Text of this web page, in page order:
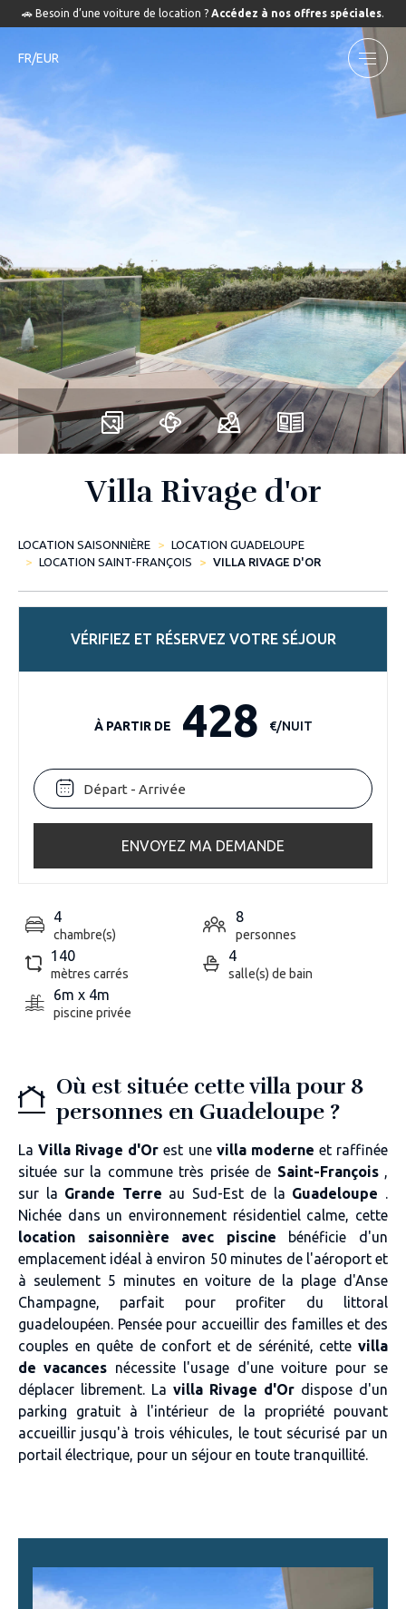
🚗 Besoin d’une voiture de location ? Accédez à nos offres spéciales.
FR/EUR
Villa Rivage d'or
LOCATION SAISONNIÈRE
LOCATION GUADELOUPE
LOCATION SAINT-FRANÇOIS
VILLA RIVAGE D'OR
VÉRIFIEZ ET RÉSERVEZ VOTRE SÉJOUR
À PARTIR DE 428 €/NUIT
ENVOYEZ MA DEMANDE
4
chambre(s)
8
personnes
140
mètres carrés
4
salle(s) de bain
6m x 4m
piscine privée
Où est située cette villa pour 8
personnes en Guadeloupe ?
La Villa Rivage d'Or est une villa moderne et raffinée
située sur la commune très prisée de Saint-François ,
sur la Grande Terre au Sud-Est de la Guadeloupe .
Nichée dans un environnement résidentiel calme, cette
location saisonnière avec piscine bénéficie d'un
emplacement idéal à environ 50 minutes de l'aéroport et
à seulement 5 minutes en voiture de la plage d'Anse
Champagne, parfait pour profiter du littoral
guadeloupéen. Pensée pour accueillir des familles et des
couples en quête de confort et de sérénité, cette villa
de vacances nécessite l'usage d'une voiture pour se
déplacer librement. La villa Rivage d'Or dispose d'un
parking gratuit à l'intérieur de la propriété pouvant
accueillir jusqu'à trois véhicules, le tout sécurisé par un
portail électrique, pour un séjour en toute tranquillité.